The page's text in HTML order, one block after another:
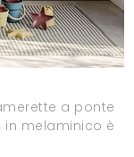
a ponte
in melaminico è